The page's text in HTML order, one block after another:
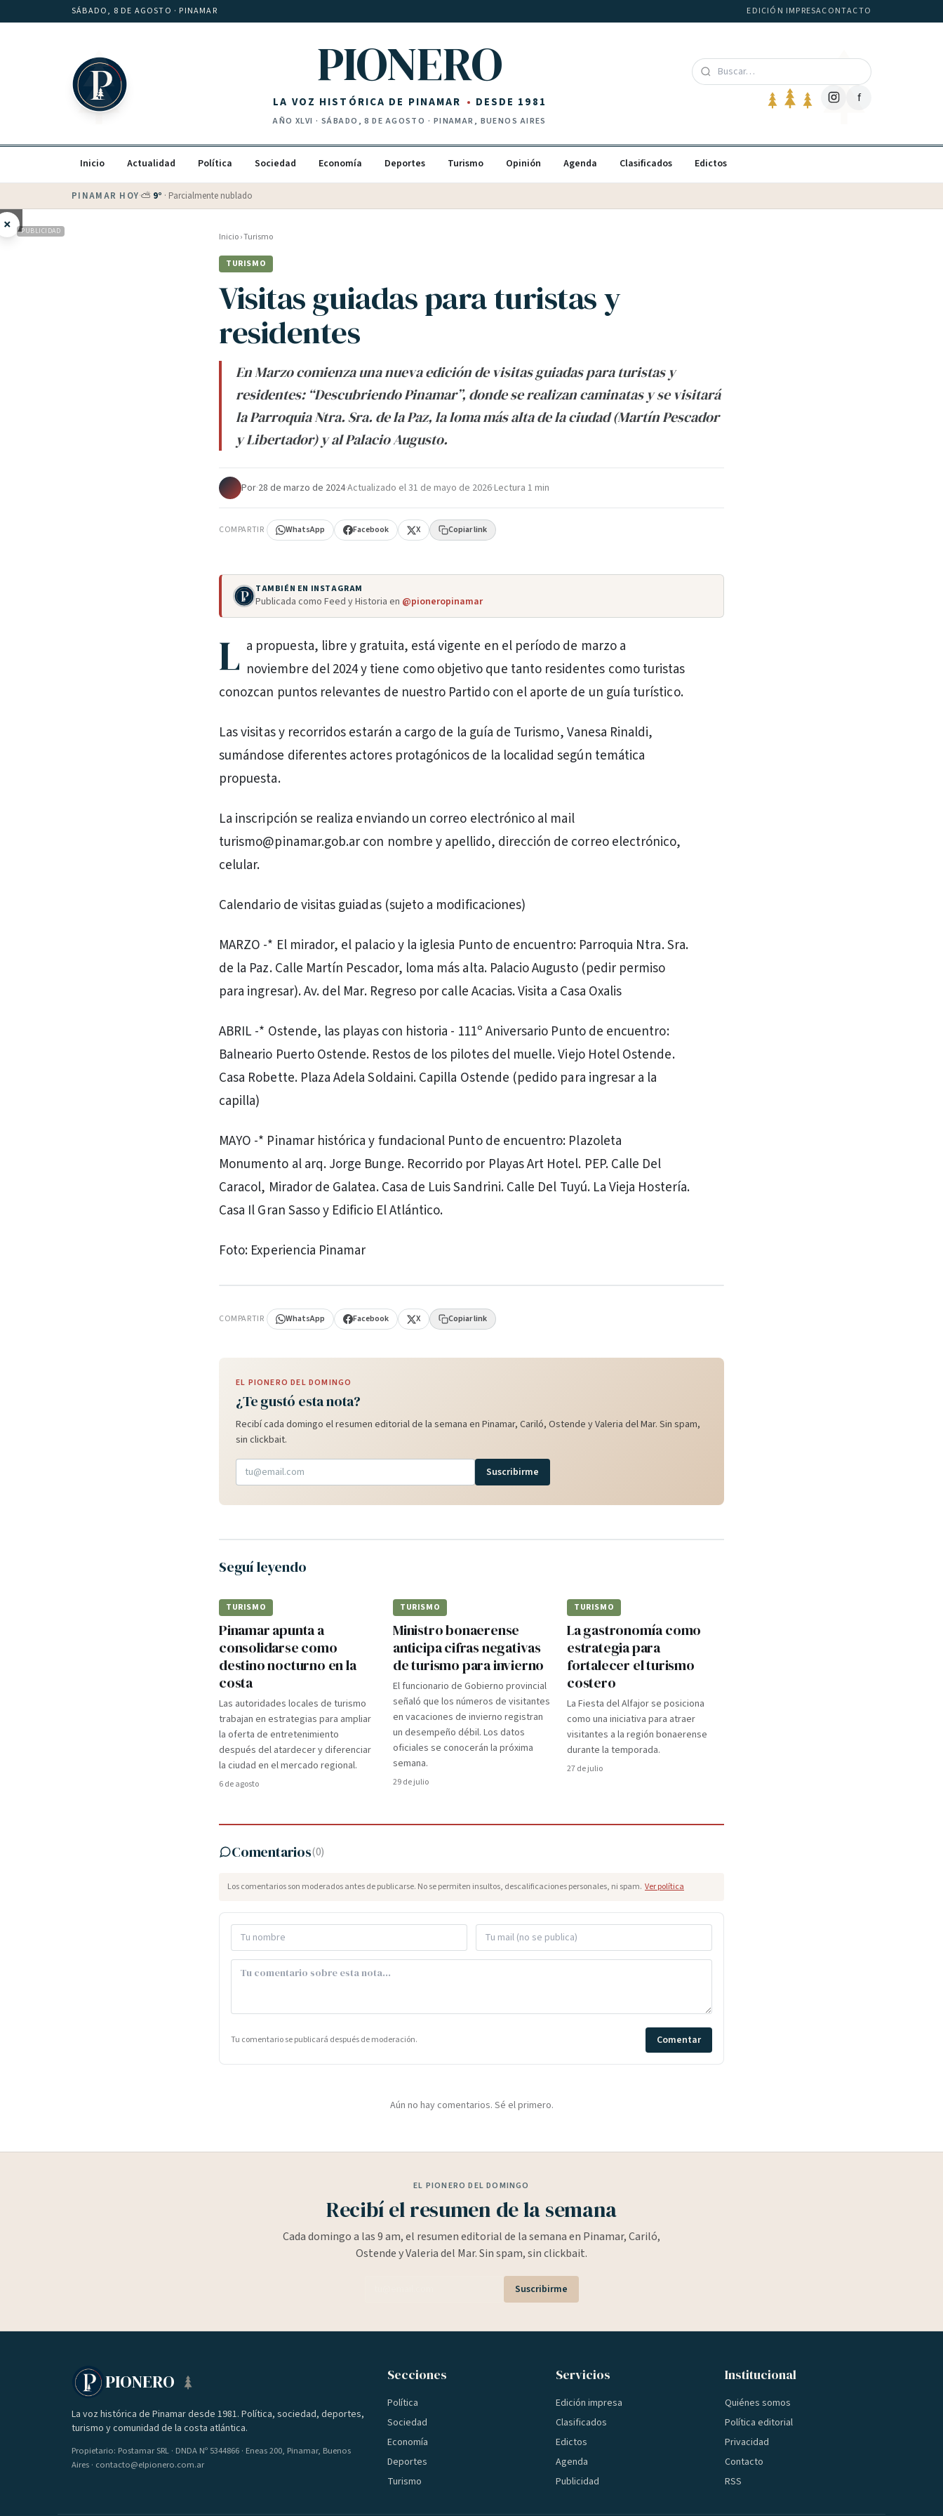
Saltar al contenidoSÁBADO, 8 DE AGOSTO · PINAMAR EDICIÓN IMPRESACONTACTO
PIONERO
LA VOZ HISTÓRICA DE PINAMAR DESDE 1981
AÑO XLVI · SÁBADO, 8 DE AGOSTO · PINAMAR, BUENOS AIRES
f
Inicio Actualidad Política Sociedad Economía Deportes Turismo Opinión Agenda Clasificados Edictos
PINAMAR HOY·💵 Dólar blue$1525 · oficial $
× PUBLICIDAD Inicio›Turismo
TURISMO
Visitas guiadas para turistas y
residentes
En Marzo comienza una nueva edición de visitas guiadas para turistas y
residentes: “Descubriendo Pinamar”, donde se realizan caminatas y se visitará
la Parroquia Ntra. Sra. de la Paz, la loma más alta de la ciudad (Martín Pescador
y Libertador) y al Palacio Augusto.
Por·28 de marzo de 2024·Actualizado el31 de mayo de 2026·Lectura 1 min
COMPARTIR WhatsApp Facebook X Copiar link
TAMBIÉN EN INSTAGRAM
Publicada como Feed y Historia en @pioneropinamar
L a propuesta, libre y gratuita, está vigente en el período de marzo a
noviembre del 2024 y tiene como objetivo que tanto residentes como turistas
conozcan puntos relevantes de nuestro Partido con el aporte de un guía turístico.
Las visitas y recorridos estarán a cargo de la guía de Turismo, Vanesa Rinaldi,
sumándose diferentes actores protagónicos de la localidad según temática
propuesta.
La inscripción se realiza enviando un correo electrónico al mail
turismo@pinamar.gob.ar con nombre y apellido, dirección de correo electrónico,
celular.
Calendario de visitas guiadas (sujeto a modificaciones)
MARZO -* El mirador, el palacio y la iglesia Punto de encuentro: Parroquia Ntra. Sra.
de la Paz. Calle Martín Pescador, loma más alta. Palacio Augusto (pedir permiso
para ingresar). Av. del Mar. Regreso por calle Acacias. Visita a Casa Oxalis
ABRIL -* Ostende, las playas con historia - 111º Aniversario Punto de encuentro:
Balneario Puerto Ostende. Restos de los pilotes del muelle. Viejo Hotel Ostende.
Casa Robette. Plaza Adela Soldaini. Capilla Ostende (pedido para ingresar a la
capilla)
MAYO -* Pinamar histórica y fundacional Punto de encuentro: Plazoleta
Monumento al arq. Jorge Bunge. Recorrido por Playas Art Hotel. PEP. Calle Del
Caracol, Mirador de Galatea. Casa de Luis Sandrini. Calle Del Tuyú. La Vieja Hostería.
Casa Il Gran Sasso y Edificio El Atlántico.
Foto: Experiencia Pinamar
COMPARTIR WhatsApp Facebook X Copiar link
EL PIONERO DEL DOMINGO
¿Te gustó esta nota?
Recibí cada domingo el resumen editorial de la semana en Pinamar, Cariló, Ostende y Valeria del Mar. Sin spam,
sin clickbait.
Suscribirme
Seguí leyendo
TURISMO
Pinamar apunta a
consolidarse como
destino nocturno en la
costa
Las autoridades locales de turismo
trabajan en estrategias para ampliar
la oferta de entretenimiento
después del atardecer y diferenciar
la ciudad en el mercado regional.
6 de agosto
TURISMO
Ministro bonaerense
anticipa cifras negativas
de turismo para invierno
El funcionario de Gobierno provincial
señaló que los números de visitantes
en vacaciones de invierno registran
un desempeño débil. Los datos
oficiales se conocerán la próxima
semana.
29 de julio
TURISMO
La gastronomía como
estrategia para
fortalecer el turismo
costero
La Fiesta del Alfajor se posiciona
como una iniciativa para atraer
visitantes a la región bonaerense
durante la temporada.
27 de julio
Comentarios(0)
Los comentarios son moderados antes de publicarse. No se permiten insultos, descalificaciones personales, ni spam. Ver política
Tu comentario se publicará después de moderación. Comentar
Aún no hay comentarios. Sé el primero.
EL PIONERO DEL DOMINGO
Recibí el resumen de la semana
Cada domingo a las 9 am, el resumen editorial de la semana en Pinamar, Cariló,
Ostende y Valeria del Mar. Sin spam, sin clickbait.
Suscribirme
PIONERO
La voz histórica de Pinamar desde 1981. Política, sociedad, deportes,
turismo y comunidad de la costa atlántica.
Propietario: Postamar SRL · DNDA Nº 5344866 · Eneas 200, Pinamar, Buenos
Aires · contacto@elpionero.com.ar
Secciones
Política
Sociedad
Economía
Deportes
Turismo
Servicios
Edición impresa
Clasificados
Edictos
Agenda
Publicidad
Institucional
Quiénes somos
Política editorial
Privacidad
Contacto
RSS